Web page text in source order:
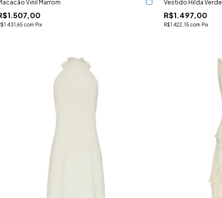
Vinil Marrom
com Pix
Vestido Hilda Verde
R$1.497,00
R$1.422,15 com Pix